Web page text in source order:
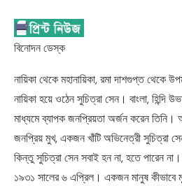
বিনোদন ডেস্ক
নায়িকা থেকে মহানায়িকা, রমা দাশগুপ্ত থেকে
নায়িকা হয়ে ওঠেন সুচিত্রা সেন। বাংলা, হিন্দি
মাধ্যমে ব্যাপক জনপ্রিয়তা অর্জন করেন
জনপ্রিয় মুখ, একজন খাঁটি অভিনেত্রী সুচিত্রা
কিন্তু সুচিত্রা সেন সবাই হন না, হতে পারেন না।
১৯৩১ সালের ৬ এপ্রিল। একজন মানুষ কীভাবে